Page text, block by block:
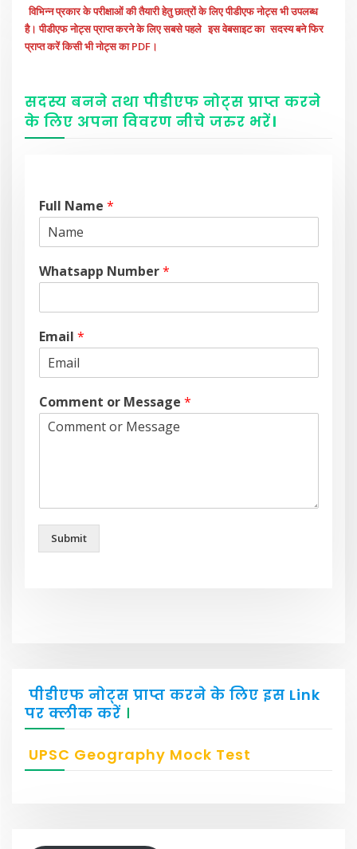
विभिन्न प्रकार के परीक्षाओं की तैयारी हेतु छात्रों के लिए पीडीएफ नोट्स भी उपलब्ध
है। पीडीएफ नोट्स प्राप्त करने के लिए सबसे पहले इस वेबसाइट का सदस्य बने फिर
प्राप्त करें किसी भी नोट्स का PDF।
सदस्य बनने तथा पीडीएफ नोट्स प्राप्त करने
के लिए अपना विवरण नीचेजरुर भरें।
Full Name *
Whatsapp Number*
Email *
Comment or Message *
Submit
पीडीएफ नोट्स प्राप्त करने के लिए इस Link
पर क्लीक करें ।
UPSC Geography Mock Test